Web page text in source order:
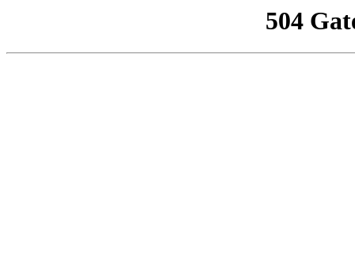
504